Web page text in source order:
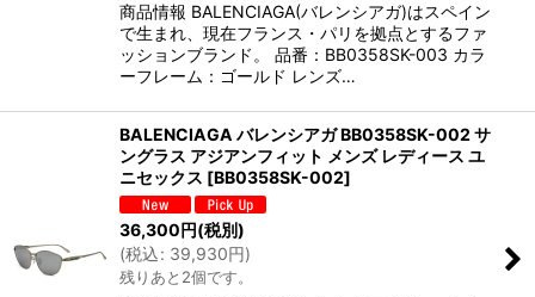
商品情報 BALENCIAGA(バレンシアガ)はスペイン
で生まれ、現在フランス・パリを拠点とするファ
ッションブランド。 品番：BB0358SK-003 カラ
ーフレーム：ゴールド レンズ…
BALENCIAGA バレンシアガ BB0358SK-002 サ
ングラス アジアンフィット メンズ レディース ユ
ニセックス [BB0358SK-002]
36,300円(税別)
(税込: 39,930円)
残りあと2個です。